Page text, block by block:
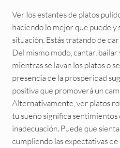
Ver los estantes de platos
haciendo lo mejor que puede y
situación. Estás tratando de
Del mismo modo, cantar,
mientras se lavan los platos o
presencia de la prosperidad
positiva que promoverá un
Alternativamente, ver platos
tu sueño significa sentimientos
inadecuación. Puede que
cumpliendo las expectativas